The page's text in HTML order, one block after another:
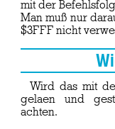
mit der
Man muß nur
$3FFF nicht
Wird das mit
gelaen und
achten.